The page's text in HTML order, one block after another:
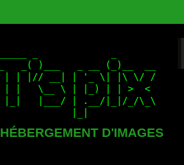
HÉBERGEMENT D'IMAGES